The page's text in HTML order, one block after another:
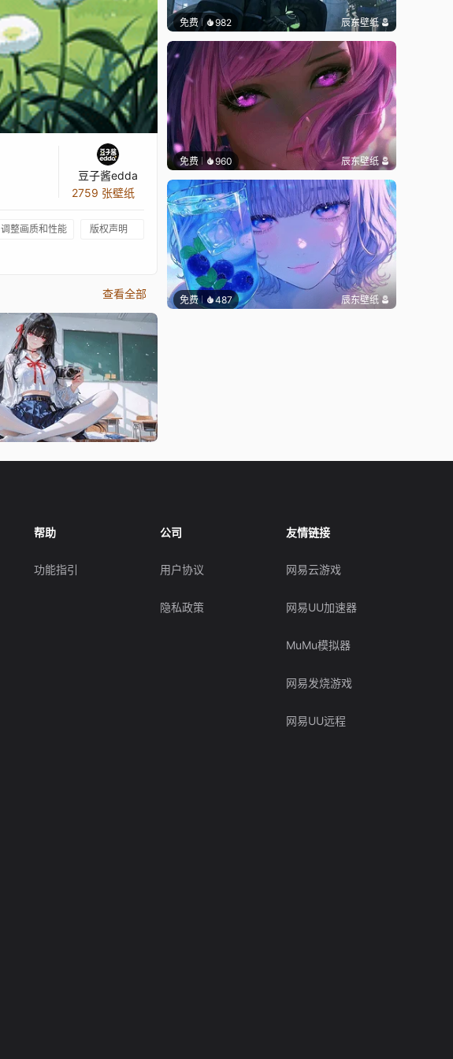
豆子酱edda
2759 张壁纸
调整画质和性能 版权声明
查看全部
免费 982 辰东壁纸
免费 960 辰东壁纸
免费 487 辰东壁纸
帮助
功能指引
公司
用户协议
隐私政策
友情链接
网易云游戏
网易UU加速器
MuMu模拟器
网易发烧游戏
网易UU远程